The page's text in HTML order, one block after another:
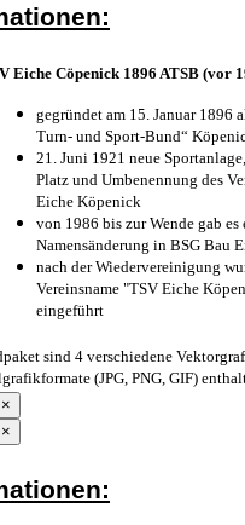
Eiche Cöpenick 1896 ATSB (vor
gegründet am 15. Januar 1896
Turn- und Sport-Bund“
21. Juni 1921 neue
Platz und Umbenennung des
Eiche Köpenick
von 1986 bis zur Wende gab
Namensänderung in BSG Bau
nach der Wiedervereinigung
Vereinsname "TSV Eiche
eingeführt
sind 4 verschiedene
(JPG, PNG, GIF)
×
×